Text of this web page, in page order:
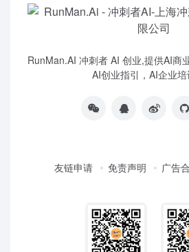
RunMan.AI 冲刺者 AI 创业,提供AI商
AI创业指引，AI企业
友链申请 免责声明 广告